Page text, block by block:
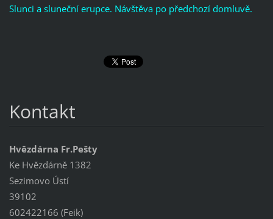
Slunci a sluneční erupce. Návštěva po předchozí domluvě.
Kontakt
Hvězdárna Fr.Pešty
Ke Hvězdárně 1382
Sezimovo Ústí
39102
602422166 (Feik)